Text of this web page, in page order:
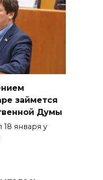
займется
Думы
января у